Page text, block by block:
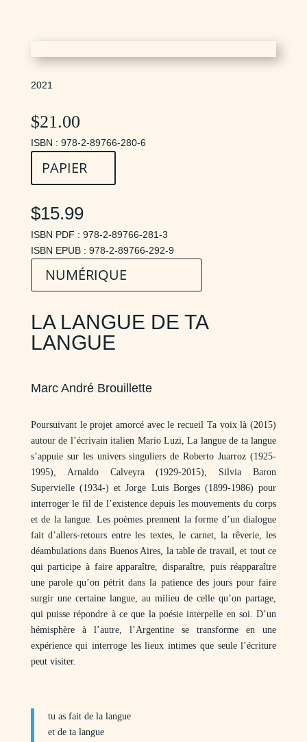
2021
$21.00
ISBN : 978-2-89766-280-6
PAPIER
$15.99
ISBN PDF : 978-2-89766-281-3
ISBN EPUB : 978-2-89766-292-9
NUMÉRIQUE
LA LANGUE DE TA
LANGUE
Marc André Brouillette
Poursuivant le projet amorcé avec le recueil Ta voix là (2015)
autour de l’écrivain italien Mario Luzi, La langue de ta langue
s’appuie sur les univers singuliers de Roberto Juarroz (1925-
1995), Arnaldo Calveyra (1929-2015), Silvia Baron
Supervielle (1934-) et Jorge Luis Borges (1899-1986) pour
interroger le fil de l’existence depuis les mouvements du corps
et de la langue. Les poèmes prennent la forme d’un dialogue
fait d’allers-retours entre les textes, le carnet, la rêverie, les
déambulations dans Buenos Aires, la table de travail, et tout ce
qui participe à faire apparaître, disparaître, puis réapparaître
une parole qu’on pétrit dans la patience des jours pour faire
surgir une certaine langue, au milieu de celle qu’on partage,
qui puisse répondre à ce que la poésie interpelle en soi. D’un
hémisphère à l’autre, l’Argentine se transforme en une
expérience qui interroge les lieux intimes que seule l’écriture
peut visiter.
tu as fait de la langue
et de ta langue